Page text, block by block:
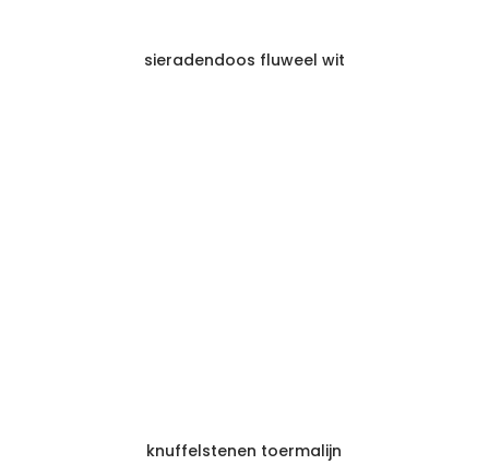
sieradendoos fluweel wit
knuffelstenen toermalijn